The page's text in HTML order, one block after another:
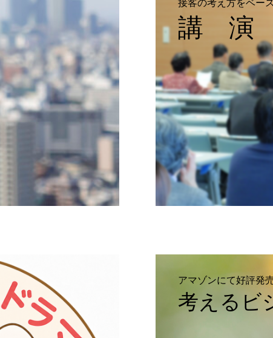
接客の考え方をベー
講 演
アマゾンにて好評発
考えるビ